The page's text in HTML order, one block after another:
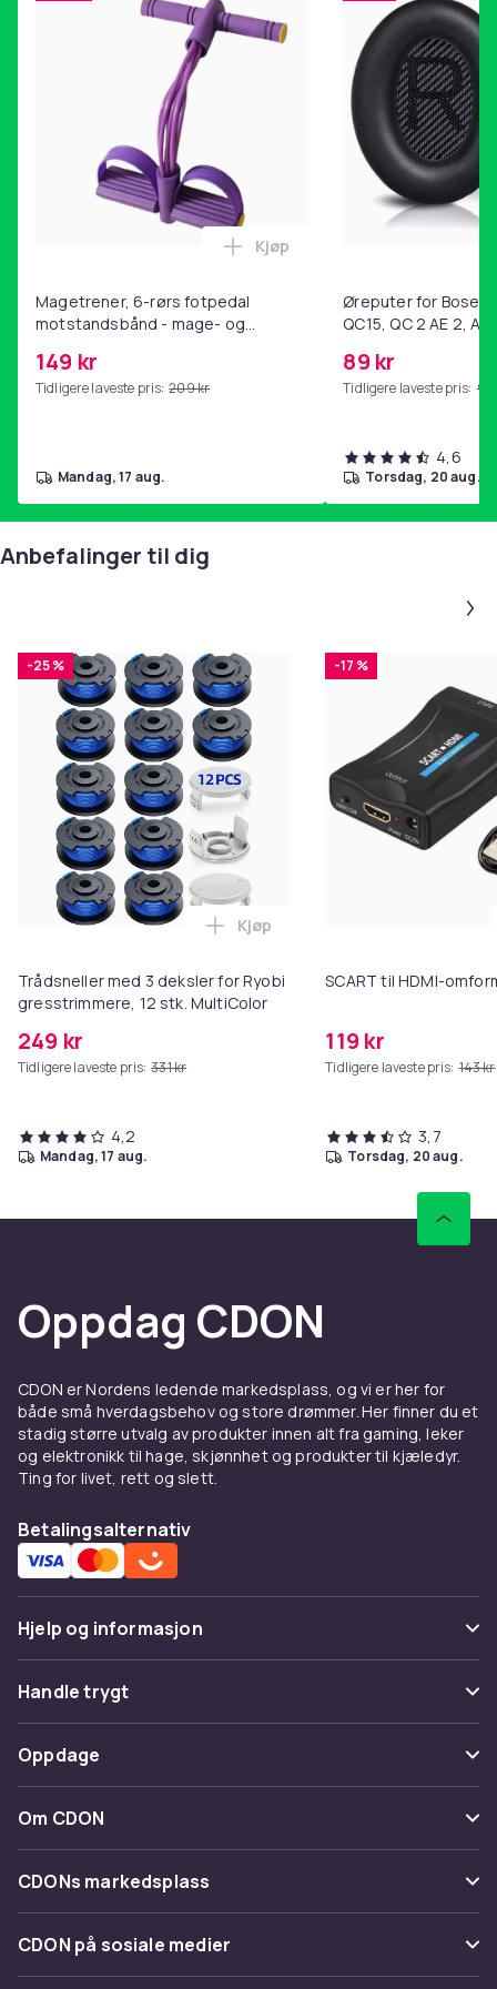
Magetrener, 6-rørs fotpedal
motstandsbånd - mage- og
hjemmegymnastikk Purple
149 kr
Tidligere laveste pris: 209 kr
Legg Magetrener, 6-rørs
Kjøp
mandag, 17 aug.
Øreputer for Bose
QC15, QC 2 AE 2, AE
89 kr
Tidligere laveste pris: 99
4,6
torsdag, 20 aug.
Anbefalinger til dig
-25 %
Trådsneller med 3 deksler for Ryobi
gresstrimmere, 12 stk. MultiColor
249 kr
Tidligere laveste pris: 331 kr
Legg Trådsneller med 3
Kjøp
4,2
mandag, 17 aug.
-17 %
SCART til HDMI-
119 kr
Tidligere laveste pris: 143 kr
3,7
torsdag, 20 aug.
Oppdag CDON
CDON er Nordens ledende markedsplass, og vi er her for
både små hverdagsbehov og store drømmer. Her finner du et
stadig større utvalg av produkter innen alt fra gaming, leker
og elektronikk til hage, skjønnhet og produkter til kjæledyr.
Ting for livet, rett og slett.
Betalingsalternativ
Hjelp og informasjon
Vanlige spørsmål
Spor pakke
Angre & returner her
Kontakt oss
Handle trygt
Betaling
Levering
Tilbakekallinger
Oppdage
Kategorier
Varemerker
Om CDON
Om oss
Kundeanmeldelser
Jobbe på CDON
CDONs markedsplass
Merchant Help Center
CDON på sosiale medier